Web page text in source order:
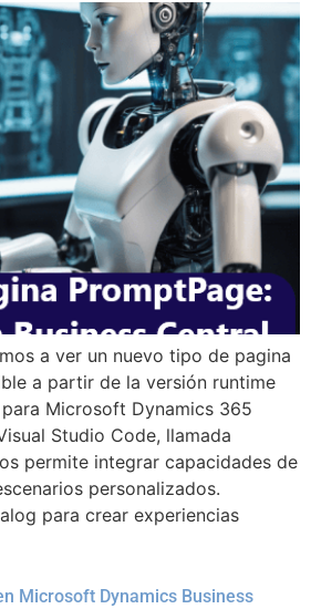
a ver un nuevo tipo de pagina
a partir de la versión runtime
para Microsoft Dynamics 365
Studio Code, llamada
permite integrar capacidades de
personalizados.
para crear experiencias
Microsoft Dynamics Business